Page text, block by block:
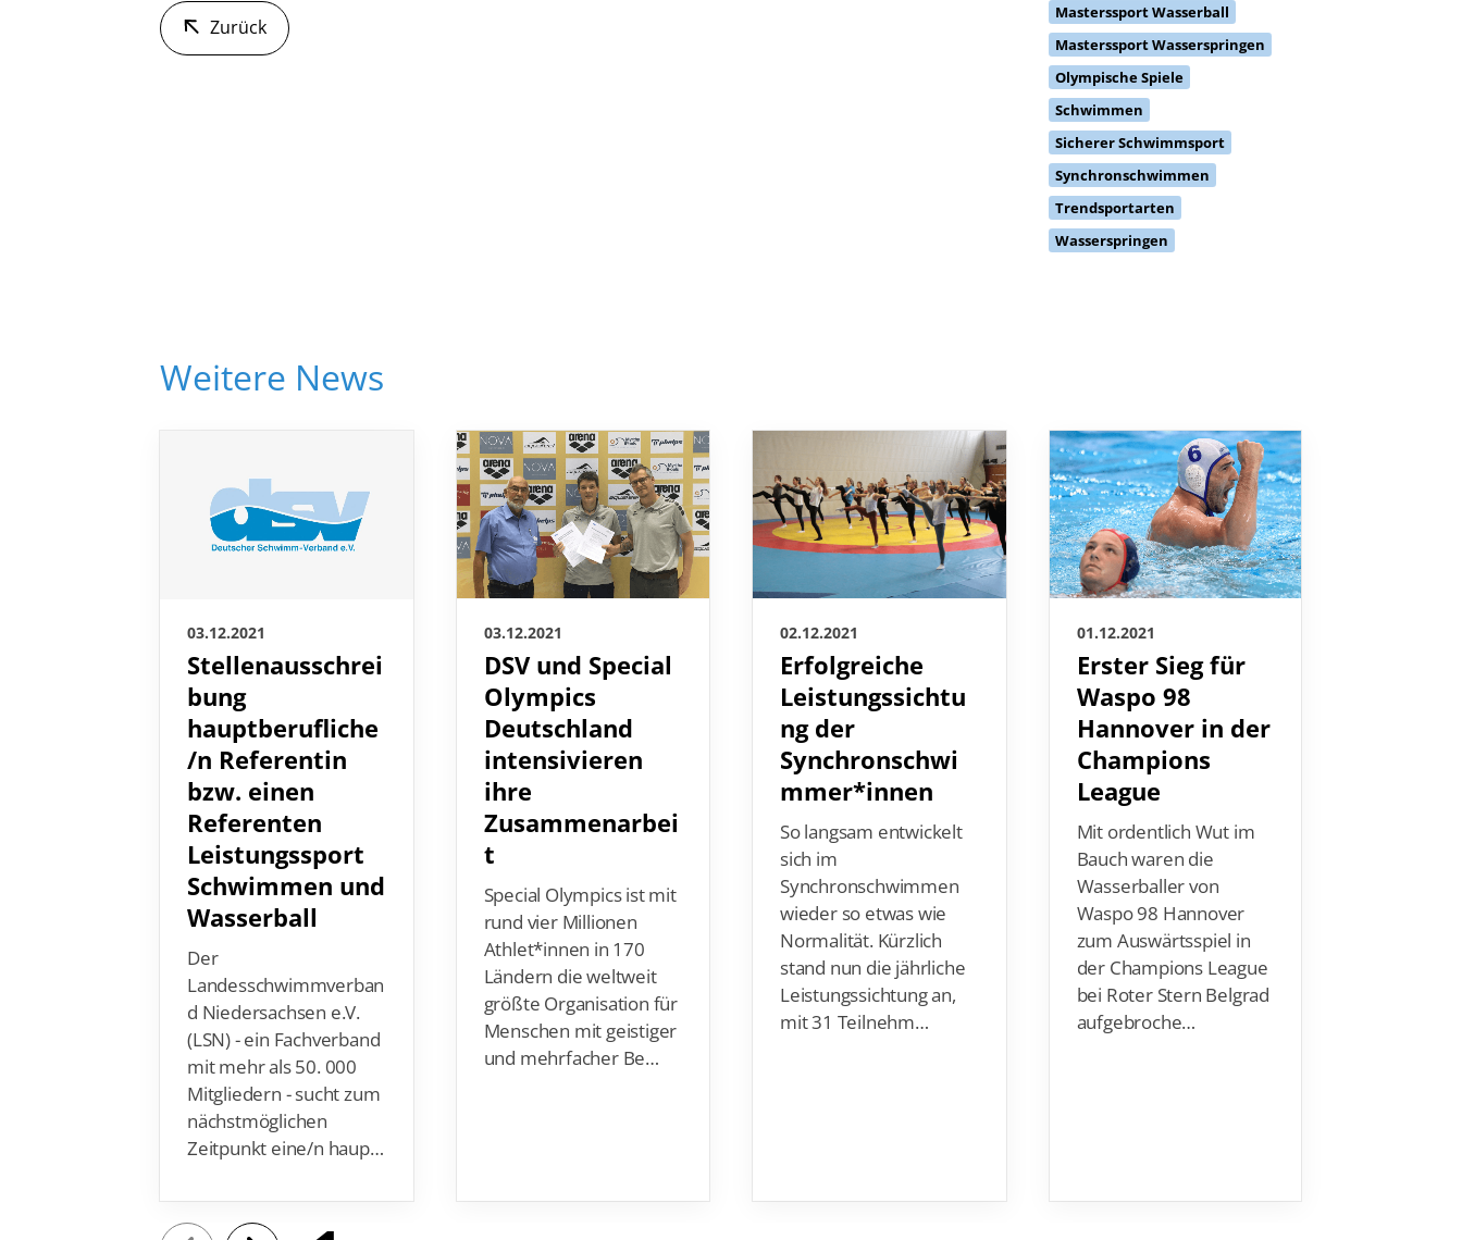
Zurück
Masterssport Wasserball
Masterssport Wasserspringen
Olympische Spiele
Schwimmen
Sicherer Schwimmsport
Synchronschwimmen
Trendsportarten
Wasserspringen
Weitere News
03.12.2021
Stellenausschrei
bung
hauptberufliche
/n Referentin
bzw. einen
Referenten
Leistungssport
Schwimmen und
Wasserball
Der
Landesschwimmverban
d Niedersachsen e.V.
(LSN) - ein Fachverband
mit mehr als 50. 000
Mitgliedern - sucht zum
nächstmöglichen
Zeitpunkt eine/n haup…
03.12.2021
DSV und Special
Olympics
Deutschland
intensivieren
ihre
Zusammenarbei
t
Special Olympics ist mit
rund vier Millionen
Athlet*innen in 170
Ländern die weltweit
größte Organisation für
Menschen mit geistiger
und mehrfacher Be…
02.12.2021
Erfolgreiche
Leistungssichtu
ng der
Synchronschwi
mmer*innen
So langsam entwickelt
sich im
Synchronschwimmen
wieder so etwas wie
Normalität. Kürzlich
stand nun die jährliche
Leistungssichtung an,
mit 31 Teilnehm…
01.12.2021
Erster Sieg für
Waspo 98
Hannover in der
Champions
League
Mit ordentlich Wut im
Bauch waren die
Wasserballer von
Waspo 98 Hannover
zum Auswärtsspiel in
der Champions League
bei Roter Stern Belgrad
aufgebroche…